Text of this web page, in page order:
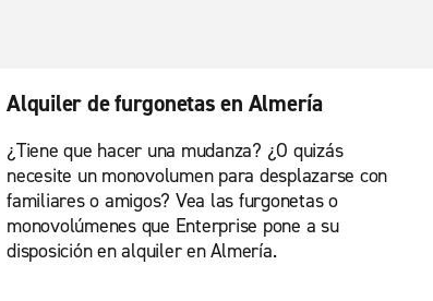
Alquiler de furgonetas en Almería
¿Tiene que hacer una mudanza? ¿O quizás
necesite un monovolumen para desplazarse con
familiares o amigos? Vea las furgonetas o
monovolúmenes que Enterprise pone a su
disposición en alquiler en Almería.